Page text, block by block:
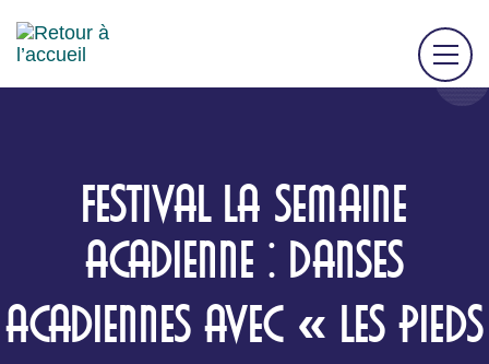
FESTIVAL LA SEMAINE
ACADIENNE : DANSES
ACADIENNES AVEC « LES PIEDS